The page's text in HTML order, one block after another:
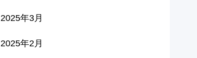
2025年3月
2025年2月